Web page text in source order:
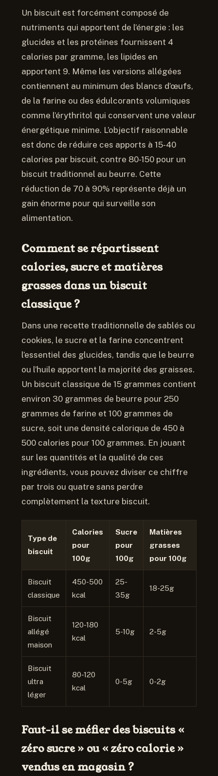
Un biscuit est forcément composé de
nutriments qui apportent de l’énergie : les
glucides et les protéines fournissent 4
calories par gramme, les lipides en
apportent 9. Même les versions allégées
contiennent au minimum des blancs d’œufs,
de la farine ou des édulcorants volumiques
comme l’érythritol qui conservent une valeur
énergétique minime. L’objectif raisonnable
est donc de réduire ces apports à 15-40
calories par biscuit, contre 80-150 pour un
biscuit traditionnel au beurre. Cette
réduction de 70 à 90% représente déjà un
gain énorme pour qui surveille son
alimentation.
Comment se répartissent
calories, sucre et matières
grasses dans un biscuit
classique ?
Dans une recette traditionnelle de sablés ou
cookies, le sucre et la farine concentrent
l’essentiel des glucides, tandis que le beurre
ou l’huile apportent la majorité des graisses.
Un biscuit classique de 15 grammes contient
environ 30 grammes de beurre pour 250
grammes de farine et 100 grammes de
sucre, soit une densité calorique de 450 à
500 calories pour 100 grammes. En jouant
sur les quantités et la qualité de ces
ingrédients, vous pouvez diviser ce chiffre
par trois ou quatre sans perdre
complètement la texture biscuit.
Type de
biscuit
Calories
pour
100g
Sucre
pour
100g
Matières
grasses
pour 100g
Biscuit
classique
450-500
kcal
25-
35g
18-25g
Biscuit
allégé
maison
120-180
kcal
5-10g 2-5g
Biscuit
ultra
léger
80-120
kcal
0-5g 0-2g
Faut-il se méfier des biscuits «
zéro sucre » ou « zéro calorie »
vendus en magasin ?